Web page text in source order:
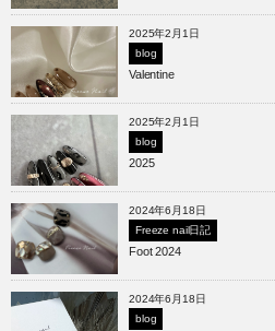
2025年2月1日
blog
Valentine
2025年2月1日
blog
2025
2024年6月18日
Freeze nail日記
Foot 2024
2024年6月18日
blog